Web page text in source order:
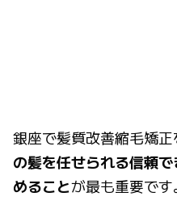
銀座で髪質改善縮毛矯正
の髪を任せられる信頼
めることが最も重要です